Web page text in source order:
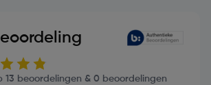
13 beoordelingen & 0 beoordelingen